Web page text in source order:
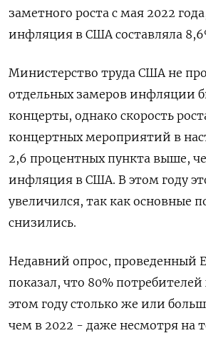
заметного роста с мая 2022
инфляция в США составляла
Министерство труда США не
отдельных замеров инфляции
концерты, однако скорость
концертных мероприятий в
2,6 процентных пункта выше,
инфляция в США. В этом году
увеличился, так как основные
снизились.
Недавний опрос, проведенный
показал, что 80%
этом году столько же или
чем в 2022 - даже несмотря на